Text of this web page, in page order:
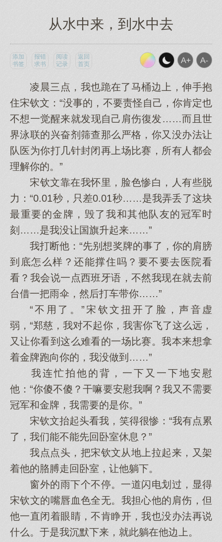
从水中来，到水中去
添加
书签
报错
求书
阅读
记录
返回
首页
凌晨三点，我也跪在了马桶边上，伸手抱
住宋钦文：“没事的，不要责怪自己，你肯定也
不想一觉醒来就发现自己肩伤復发……而且世
界泳联的兴奋剂筛查那么严格，你又没办法让
队医为你打几针封闭再上场比赛，所有人都会
理解你的。”
宋钦文靠在我怀里，脸色惨白，人有些脱
力：“0.01秒，只差0.01秒……是我弄丢了这块
最重要的金牌，毁了我和其他队友的冠军时
刻……是我没让国旗升起来……”
我打断他：“先别想奖牌的事了，你的肩膀
到底怎么样？还能撑住吗？要不要去医院看
看？我会说一点西班牙语，不然我现在就去前
台借一把雨伞，然后打车带你……”
“不用了。”宋钦文扭开了脸，声音虚
弱，“郑慈，我对不起你，我害你飞了这么远，
又让你看到这么难看的一场比赛。我本来想拿
着金牌跑向你的，我没做到……”
我连忙拍他的背，一下又一下地安慰
他：“你傻不傻？干嘛要安慰我啊？我又不需要
冠军和金牌，我需要的是你。”
宋钦文抬起头看我，笑得很惨：“我有点累
了，我们能不能先回卧室休息？”
我点点头，把宋钦文从地上拉起来，又架
着他的胳膊走回卧室，让他躺下。
窗外的雨下个不停。一道闪电划过，显得
宋钦文的嘴唇血色全无。我担心他的肩伤，但
他一直闭着眼睛，不肯睁开，我也没办法再说
什么。于是我沉默下来，就此躺在他边上。